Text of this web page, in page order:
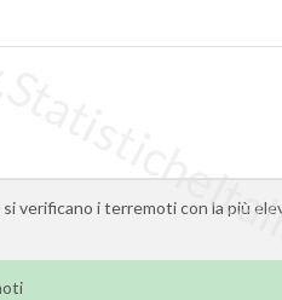
verificano i terremoti con la più